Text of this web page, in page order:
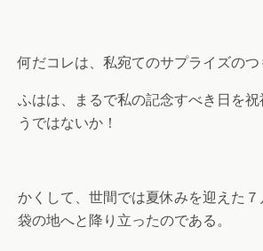
何だコレは、私宛てのサプライズのつ
ふはは、まるで私の記念すべき日を祝
うではないか！
かくして、世間では夏休みを迎えた
袋の地へと降り立ったのである。